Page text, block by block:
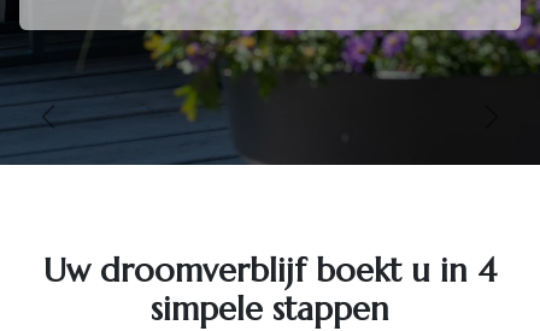
Vorige
Uw droomverblijf boekt u in 4
simpele stappen